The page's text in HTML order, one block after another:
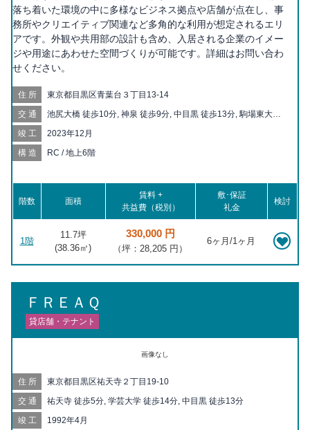
落ち着いた環境の中に多様なビジネス拠点や店舗が点在し、事
務所やクリエイティブ関連など多角的な利用が想定されるエリ
アです。外観や共用部の設計も含め、入居される企業のイメー
ジや用途にあわせた空間づくりが可能です。詳細はお問い合わ
せください。
住所 東京都目黒区青葉台３丁目13-14
交通
池尻大橋 徒歩10分, 神泉 徒歩9分, 中目黒 徒歩13分, 駒場東大前
竣工 2023年12月
構造 RC / 地上6階
階数 面積
賃料 +
共益費（税別）
敷･保証
礼金
検討
1階
11.7坪
(38.36㎡)
330,000 円
（坪：28,205 円）
6ヶ月/1ヶ月
ＦＲＥＡＱ
貸店舗・テナント
画像なし
住所 東京都目黒区祐天寺２丁目19-10
交通 祐天寺 徒歩5分, 学芸大学 徒歩14分, 中目黒 徒歩13分
竣工 1992年4月